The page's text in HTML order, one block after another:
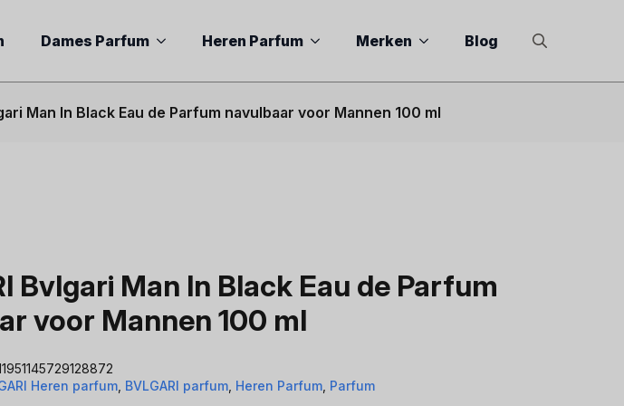
Dames Parfum Heren Parfum Merken
Blog
Man In Black Eau de Parfum navulbaar voor Mannen 100 ml
Bvlgari Man In Black Eau de Parfum
voor Mannen 100 ml
Heren parfum BVLGARI parfum Heren Parfum Parfum